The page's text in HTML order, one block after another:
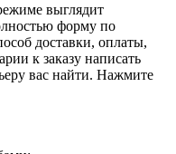
выглядит
форму по
доставки, оплаты,
к заказу написать
вас найти. Нажмите